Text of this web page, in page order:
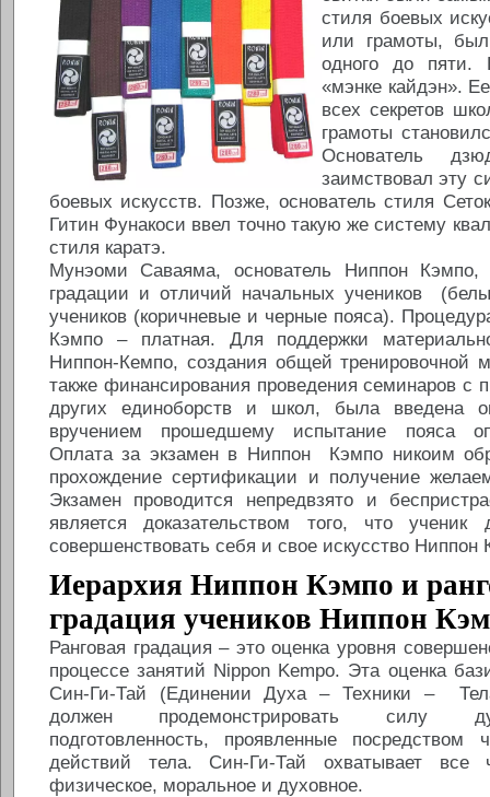
стиля боевых
или грамоты,
одного до
«мэнке кайдэн».
всех секретов
грамоты
Основатель
заимствовал эту
боевых искусств. Позже, основатель стиля
Гитин Фунакоси ввел точно такую же систему
стиля каратэ.
Мунэоми Саваяма, основатель Ниппон Кэмпо,
градации и отличий начальных учеников
учеников (коричневые и черные пояса).
Кэмпо – платная. Для поддержки
Ниппон-Кемпо, создания общей тренировочной
также финансирования проведения семинаров с
других единоборств и школ, была введена
вручением прошедшему испытание пояса
Оплата за экзамен в Ниппон Кэмпо никоим
прохождение сертификации и получение
Экзамен проводится непредвзято и
является доказательством того, что ученик
совершенствовать себя и свое искусство Ниппон
Иерархия Ниппон Кэмпо и
градация учеников Ниппон
Ранговая градация – это оценка уровня
процессе занятий Nippon Kempo. Эта оценка
Син-Ги-Тай (Единении Духа – Техники –
должен продемонстрировать силу
подготовленность, проявленные посредством
действий тела. Син-Ги-Тай охватывает все
физическое, моральное и духовное.